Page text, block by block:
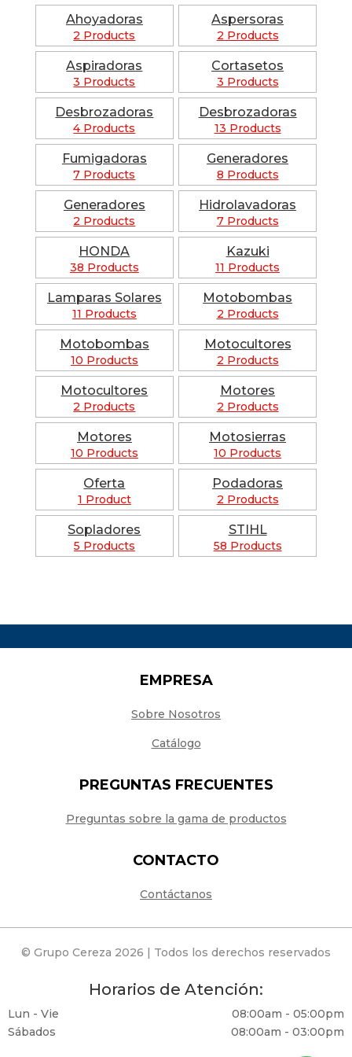
Ahoyadoras
2 Products
Aspersoras
2 Products
Aspiradoras
3 Products
Cortasetos
3 Products
Desbrozadoras
4 Products
Desbrozadoras
13 Products
Fumigadoras
7 Products
Generadores
8 Products
Generadores
2 Products
Hidrolavadoras
7 Products
HONDA
38 Products
Kazuki
11 Products
Lamparas Solares
11 Products
Motobombas
2 Products
Motobombas
10 Products
Motocultores
2 Products
Motocultores
2 Products
Motores
2 Products
Motores
10 Products
Motosierras
10 Products
Oferta
1 Product
Podadoras
2 Products
Sopladores
5 Products
STIHL
58 Products
EMPRESA
Sobre Nosotros
Catálogo
PREGUNTAS FRECUENTES
Preguntas sobre la gama de productos
CONTACTO
Contáctanos
© Grupo Cereza 2026 | Todos los derechos reservados
Horarios de Atención:
Lun - Vie
08:00am - 05:00pm
Sábados
08:00am - 03:00pm